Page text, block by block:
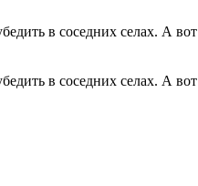
в соседних селах. А
в соседних селах. А